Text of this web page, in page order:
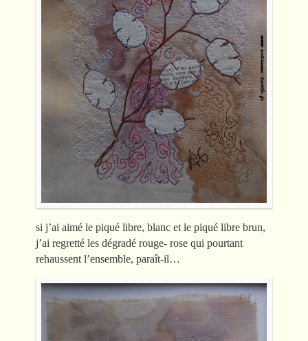
si j’ai aimé le piqué libre, blanc et le piqué libre brun,
j’ai regretté les dégradé rouge- rose qui pourtant
rehaussent l’ensemble, paraît-il…